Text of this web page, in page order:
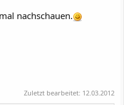
nachschauen.
Zuletzt bearbeitet: 12.03.2012